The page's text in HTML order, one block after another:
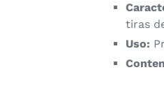
tiras
Uso: